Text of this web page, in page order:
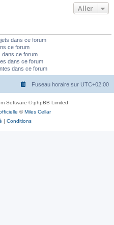
Aller
dans ce forum
ce forum
dans ce forum
dans ce forum
dans ce forum
Fuseau horaire sur UTC+02:00
Software © phpBB Limited
©Miles Cellar
| Conditions